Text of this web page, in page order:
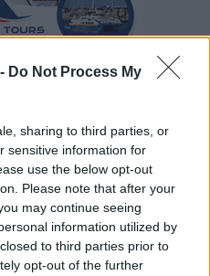
Do Not Process My
sharing to third parties, or
sensitive information for
use the below opt-out
Please note that after your
may continue seeing
information utilized by
to third parties prior to
opt-out of the further